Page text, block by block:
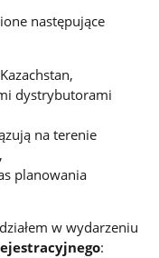
następujące
dystrybutorami
na terenie
planowania
w wydarzeniu
: